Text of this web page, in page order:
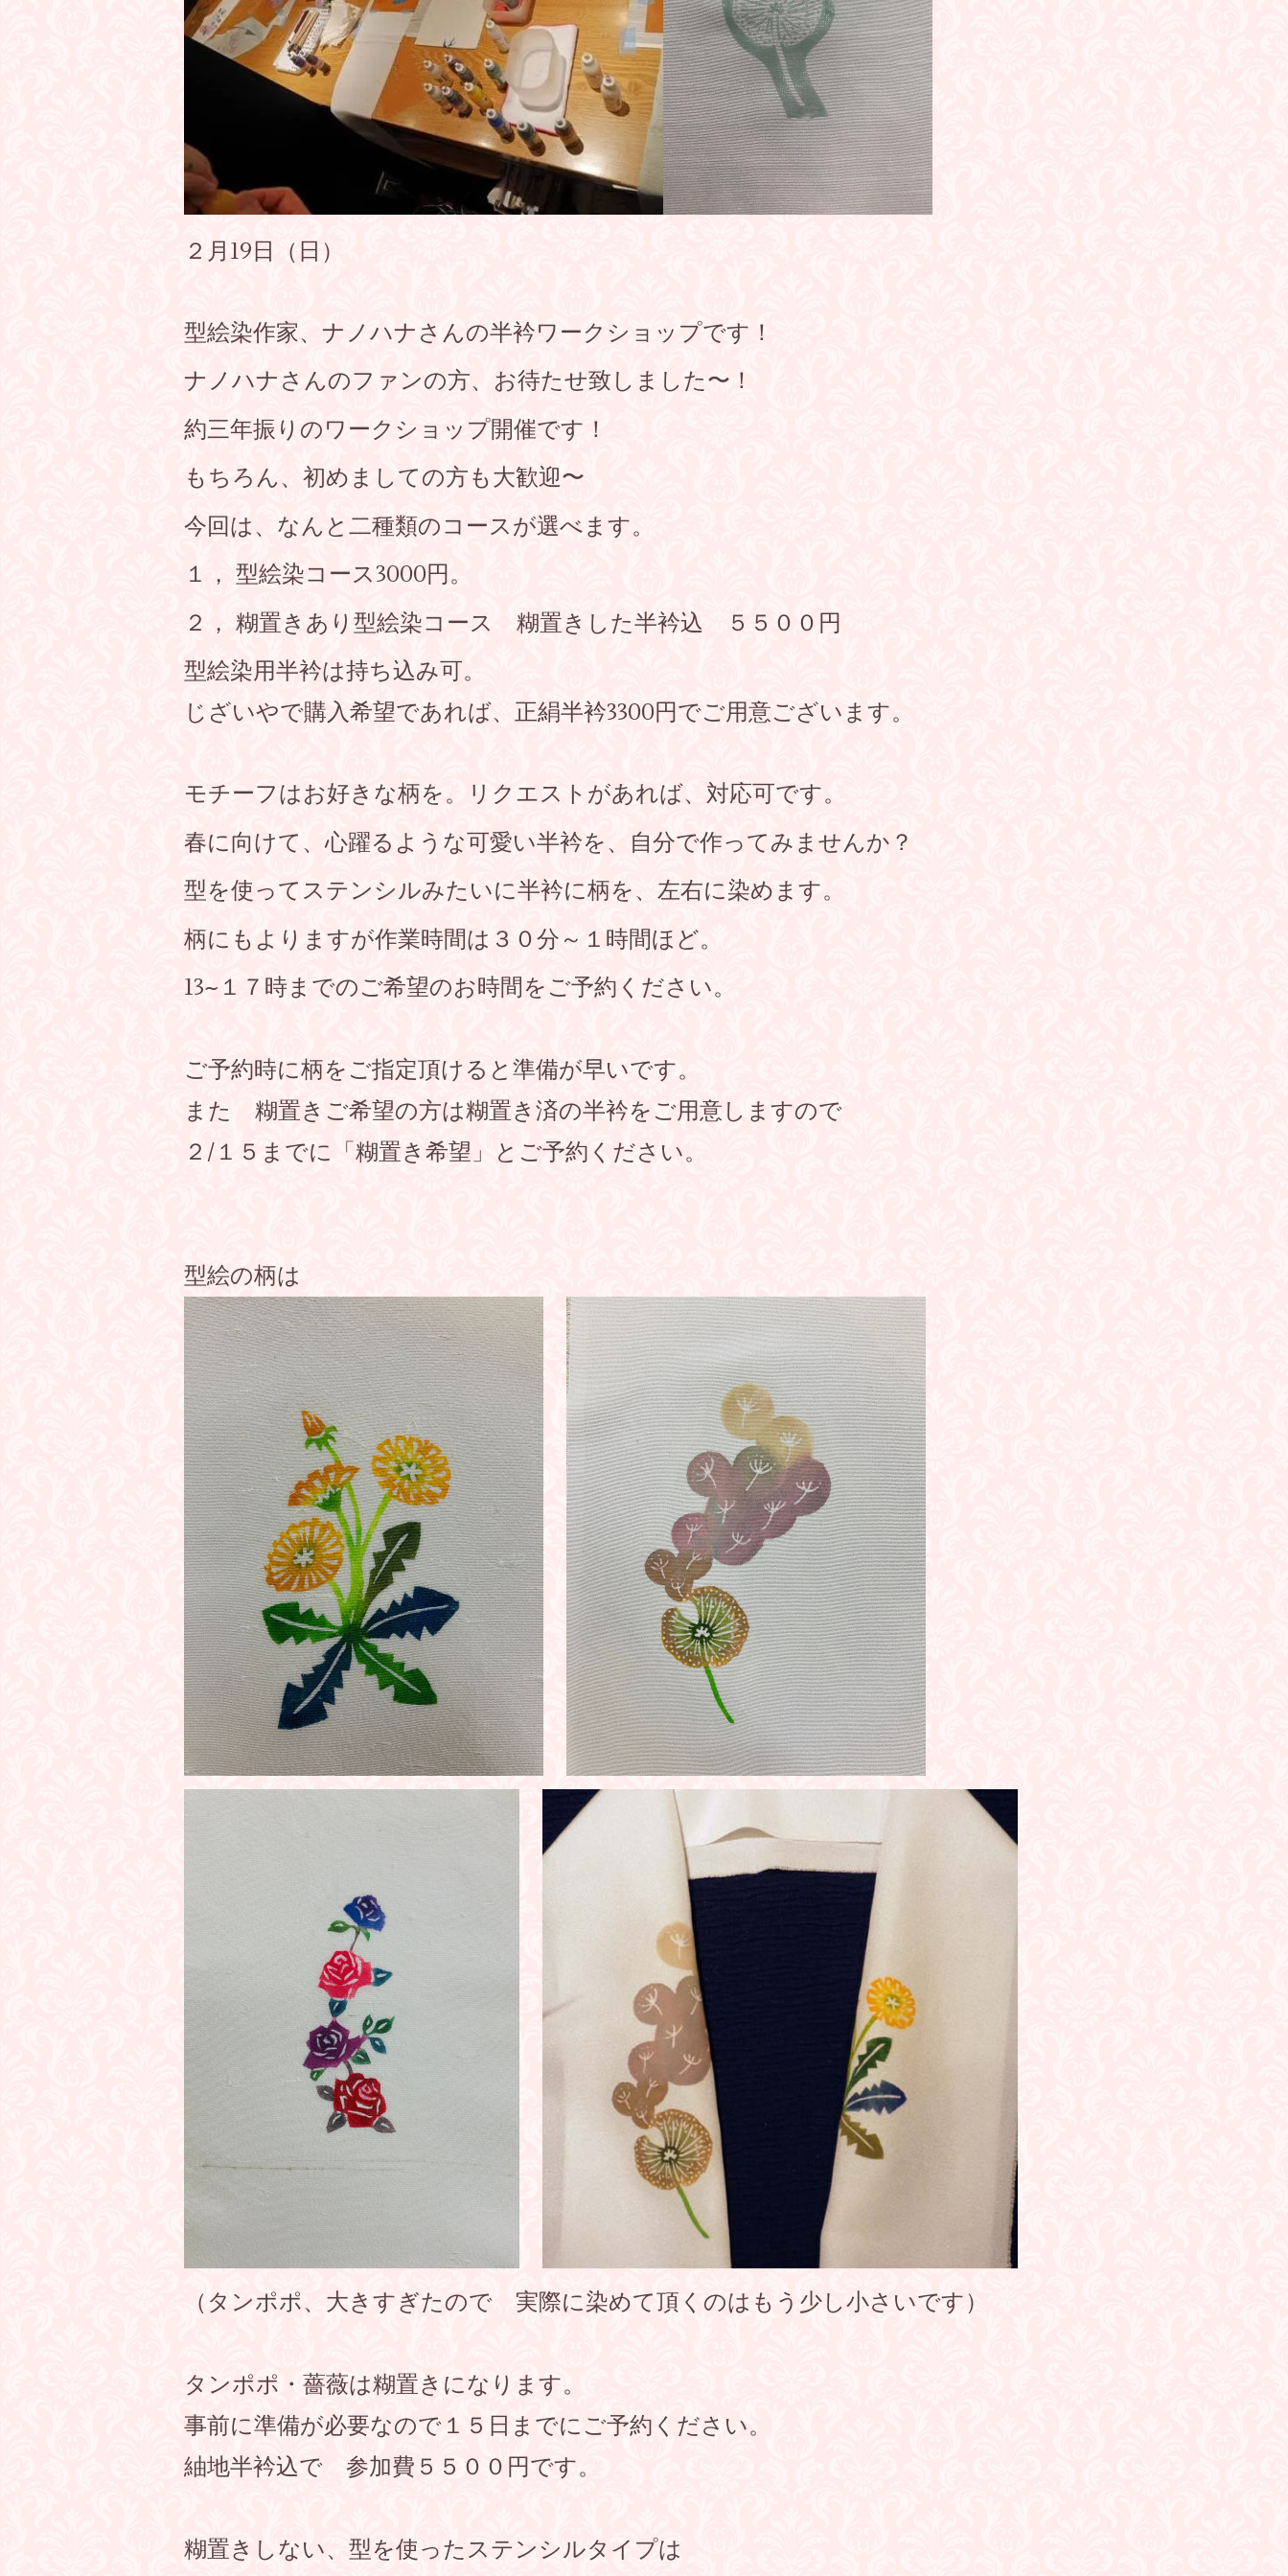
２月19日（日）
型絵染作家、ナノハナさんの半衿ワークショップです！
ナノハナさんのファンの方、お待たせ致しました〜！
約三年振りのワークショップ開催です！
もちろん、初めましての方も大歓迎〜
今回は、なんと二種類のコースが選べます。
１， 型絵染コース3000円。
２， 糊置きあり型絵染コース 糊置きした半衿込 ５５００円
型絵染用半衿は持ち込み可。
じざいやで購入希望であれば、正絹半衿3300円でご用意ございます。
モチーフはお好きな柄を。リクエストがあれば、対応可です。
春に向けて、心躍るような可愛い半衿を、自分で作ってみませんか？
型を使ってステンシルみたいに半衿に柄を、左右に染めます。
柄にもよりますが作業時間は３０分～１時間ほど。
13~１７時までのご希望のお時間をご予約ください。
ご予約時に柄をご指定頂けると準備が早いです。
また 糊置きご希望の方は糊置き済の半衿をご用意しますので
２/１５までに「糊置き希望」とご予約ください。
型絵の柄は
（タンポポ、大きすぎたので 実際に染めて頂くのはもう少し小さいです）
タンポポ・薔薇は糊置きになります。
事前に準備が必要なので１５日までにご予約ください。
紬地半衿込で 参加費５５００円です。
糊置きしない、型を使ったステンシルタイプは